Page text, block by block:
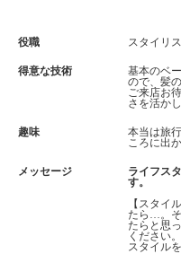
役職 スタイリ
得意な技術
基本のベ
ので、髪
ご来店お
さを活か
趣味
本当は旅
ころに出
メッセージ
ライフス
す。
【スタイ
たら…。そ
たらと思
ください
スタイル